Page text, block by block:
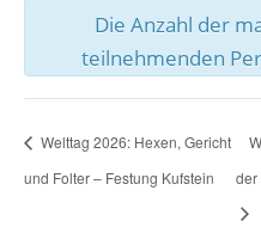
Die Anzahl der
teilnehmenden
Welttag 2026: Hexen, Gericht
und Folter – Festung Kufstein
der